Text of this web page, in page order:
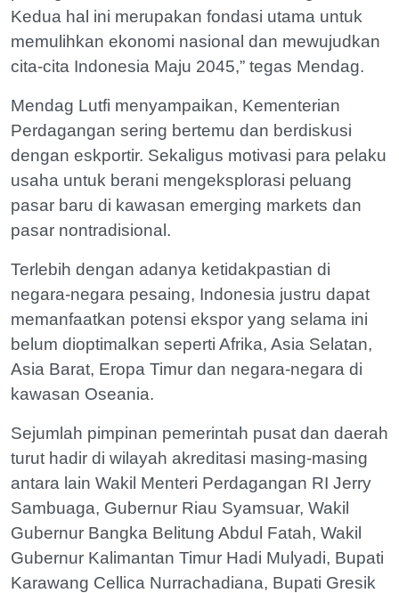
Kedua hal ini merupakan fondasi utama untuk
memulihkan ekonomi nasional dan mewujudkan
cita-cita Indonesia Maju 2045,” tegas Mendag.
Mendag Lutfi menyampaikan, Kementerian
Perdagangan sering bertemu dan berdiskusi
dengan eskportir. Sekaligus motivasi para pelaku
usaha untuk berani mengeksplorasi peluang
pasar baru di kawasan emerging markets dan
pasar nontradisional.
Terlebih dengan adanya ketidakpastian di
negara-negara pesaing, Indonesia justru dapat
memanfaatkan potensi ekspor yang selama ini
belum dioptimalkan seperti Afrika, Asia Selatan,
Asia Barat, Eropa Timur dan negara-negara di
kawasan Oseania.
Sejumlah pimpinan pemerintah pusat dan daerah
turut hadir di wilayah akreditasi masing-masing
antara lain Wakil Menteri Perdagangan RI Jerry
Sambuaga, Gubernur Riau Syamsuar, Wakil
Gubernur Bangka Belitung Abdul Fatah, Wakil
Gubernur Kalimantan Timur Hadi Mulyadi, Bupati
Karawang Cellica Nurrachadiana, Bupati Gresik